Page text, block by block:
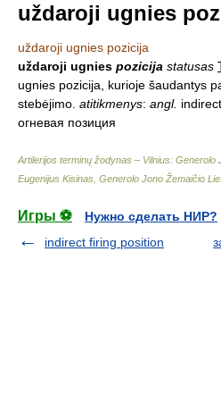
uždaroji ugnies
uždaroji ugnies pozicija
uždaroji ugnies pozicija statusas
ugnies pozicija, kurioje šaudantys
stebėjimo. atitikmenys: angl.
огневая позиция
Artilerijos terminų žodynas – Vilnius:
Eugenijus Kisinas, Generolo Jono Žemaičio
Игры ⚽
Нужно сделать НИР?
indirect firing position